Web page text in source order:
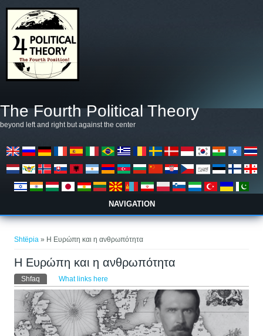
The Fourth Political Theory
beyond left and right but against the center
NAVIGATION
Shtëpia » Η Ευρώπη και η ανθρωπότητα
Η Ευρώπη και η ανθρωπότητα
Primary tabs
Shfaq (tab aktive)What links here